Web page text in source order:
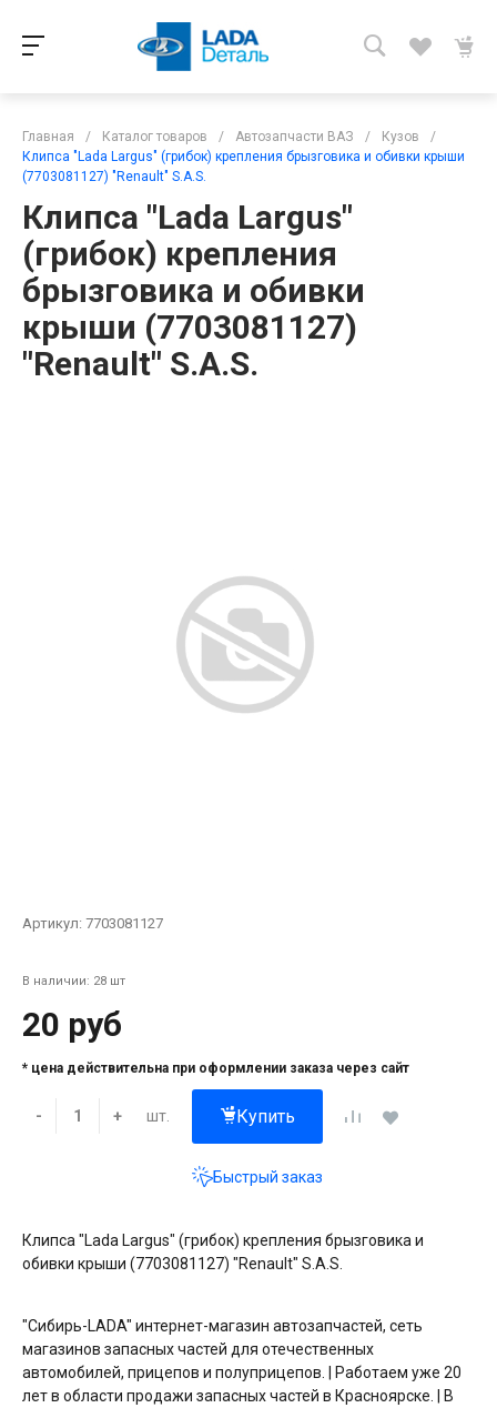
Главная / Каталог товаров / Автозапчасти ВАЗ / Кузов
/
Клипса "Lada Largus" (грибок) крепления брызговика и обивки крыши
(7703081127) "Renault" S.A.S.
Клипса "Lada Largus"
(грибок) крепления
брызговика и обивки
крыши (7703081127)
"Renault" S.A.S.
Артикул: 7703081127
В наличии: 28 шт
20 руб
* цена действительна при оформлении заказа через сайт
- + шт. Купить
Быстрый заказ
Клипса "Lada Largus" (грибок) крепления брызговика и
обивки крыши (7703081127) "Renault" S.A.S.
"Сибирь-LADA" интернет-магазин автозапчастей, сеть
магазинов запасных частей для отечественных
автомобилей, прицепов и полуприцепов. | Работаем уже 20
лет в области продажи запасных частей в Красноярске. | В